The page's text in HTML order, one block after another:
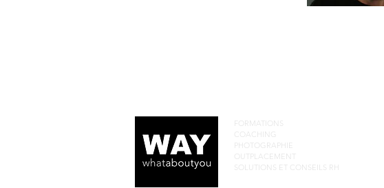
FORMATIONS
COACHING
PHOTOGRAPHIE
OUTPLACEMENT
SOLUTIONS ET CONSEILS RH